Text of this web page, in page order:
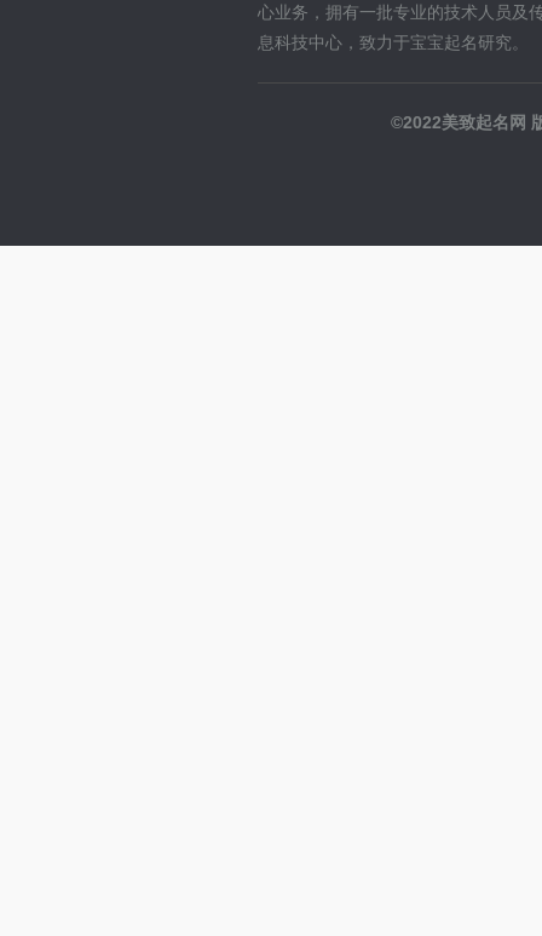
心业务，拥有一批专业的技术人员及
息科技中心，致力于宝宝起名研究。
©2022美致起名网